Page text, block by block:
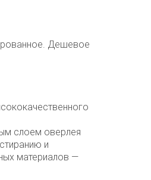
Дешевое
слоем оверлея
и
материалов —